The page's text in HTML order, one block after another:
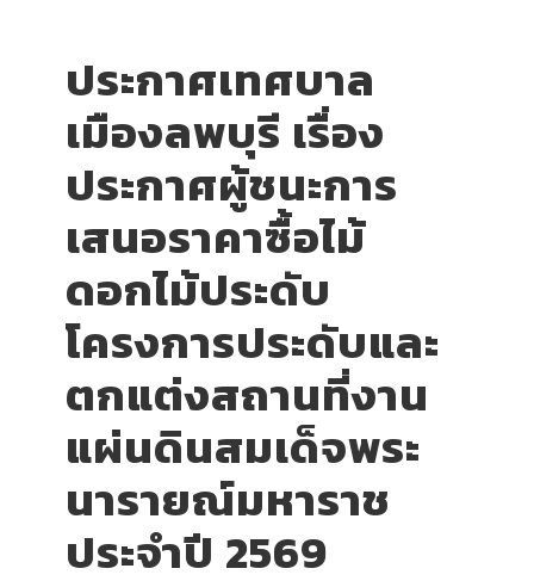
ประกาศเทศบาล
เมืองลพบุรี เรื่อง
ประกาศผู้ชนะการ
เสนอราคาซื้อไม้
ดอกไม้ประดับ
โครงการประดับและ
ตกแต่งสถานที่งาน
แผ่นดินสมเด็จพระ
นารายณ์มหาราช
ประจำปี 2569